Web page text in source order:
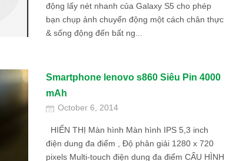
động lấy nét nhanh của Galaxy S5 cho phép
bạn chụp ảnh chuyển động một cách chân thực
& sống động đến bất ng...
Smartphone lenovo s860 Siêu Pin 4000
mAh
October 6, 2014
HIỂN THỊ Màn hình Màn hình IPS 5,3 inch
điện dung đa điểm , Độ phân giải 1280 x 720
pixels Multi-touch điện dung đa điểm CẤU HÌNH